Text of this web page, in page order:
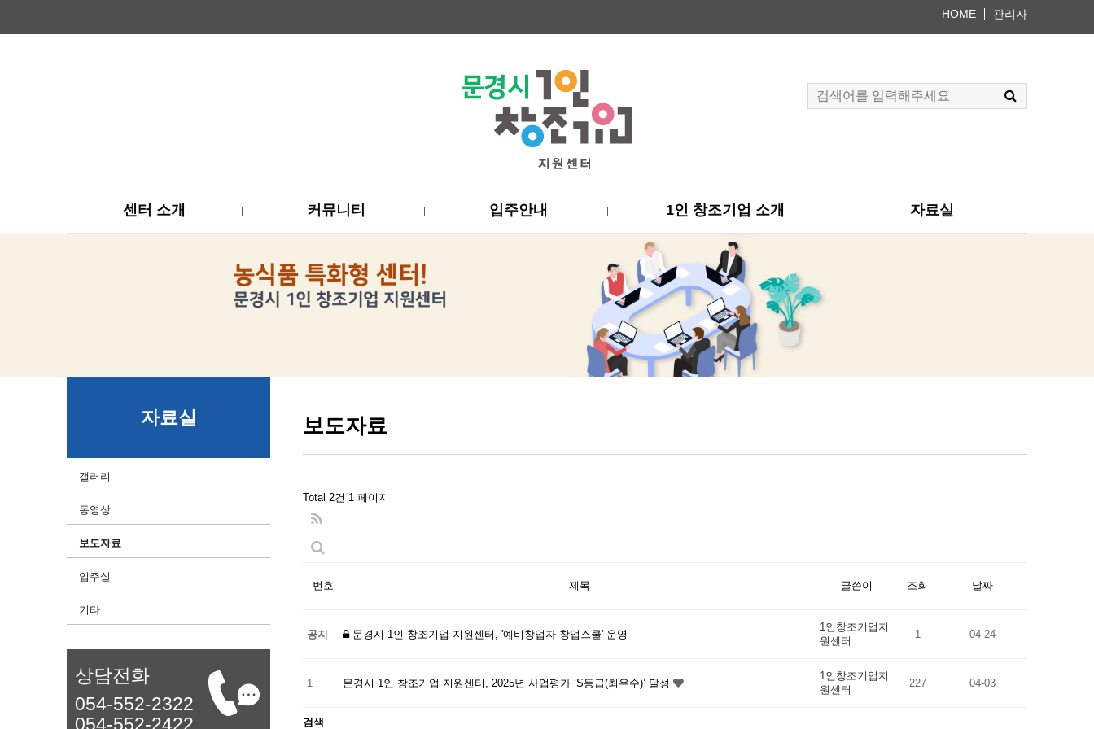
HOME 관리자
센터 소개
커뮤니티
분류
입주안내
하위분류
1인 창조기업 소개
하위분류
자료실
하위분류
보도자료
Total 2건 1 페이지
번호 제목 글쓴이 조회 날짜
공지 문경시 1인 창조기업 지원센터, '예비창업자 창업스쿨' 운영
1인창조기업지
원센터
1 04-24
1 문경시 1인 창조기업 지원센터, 2025년 사업평가 ‘S등급(최우수)’ 달성
1인창조기업지
원센터
227 04-03
검색
자료실
갤러리
동영상
보도자료
입주실
기타
상담전화
054-552-2322
054-552-2422